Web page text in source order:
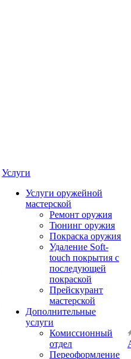
Услуги
Услуги оружейной
мастерской
Ремонт оружия
Тюнинг оружия
Покраска оружия
Удаление Soft-
touch покрытия с
последующей
покраской
Прейскурант
мастерской
Дополнительные
услуги
Комиссионный
отдел
Переоформление